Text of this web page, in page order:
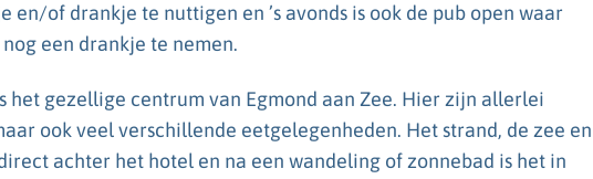
en/of drankje te nuttigen en ’s avonds is ook de pub open waar
een drankje te nemen.
het gezellige centrum van Egmond aan Zee. Hier zijn allerlei
ook veel verschillende eetgelegenheden. Het strand, de zee en
achter het hotel en na een wandeling of zonnebad is het in